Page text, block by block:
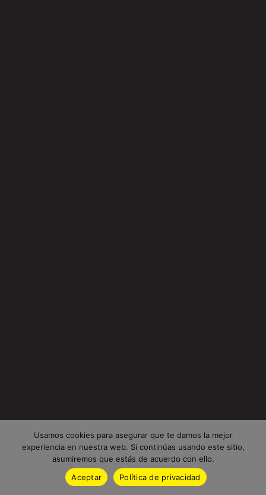
Usamos cookies para asegurar que te damos la mejor
experiencia en nuestra web. Si continúas usando este sitio,
asumiremos que estás de acuerdo con ello.
Aceptar
Política de privacidad